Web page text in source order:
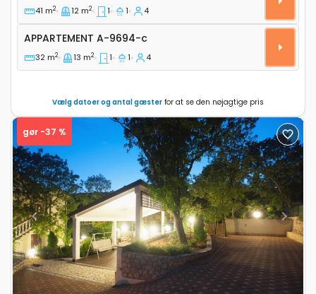
41 m2 12 m2 1 1 4
Appartement A-9694-c
APPARTEMENT A-9694-c
32 m2 13 m2 1 1 4
Vælg datoer og antal gæster for at se den nøjagtige pris
Previous Next
gør -37 %